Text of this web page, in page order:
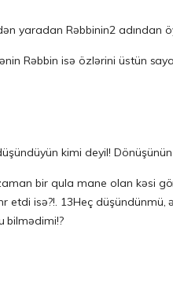
yaradan Rəbbinin2 adından
Rəbbin isə özlərini üstün
kimi deyil!
bir qula mane olan kəsi
etdi isə?!. 13Heç
bilmədimi!?